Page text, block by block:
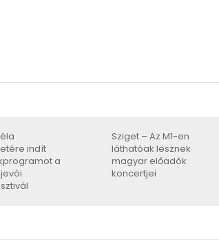
indít
a
Sziget – Az M1-en
láthatóak lesznek
magyar előadók
koncertjei